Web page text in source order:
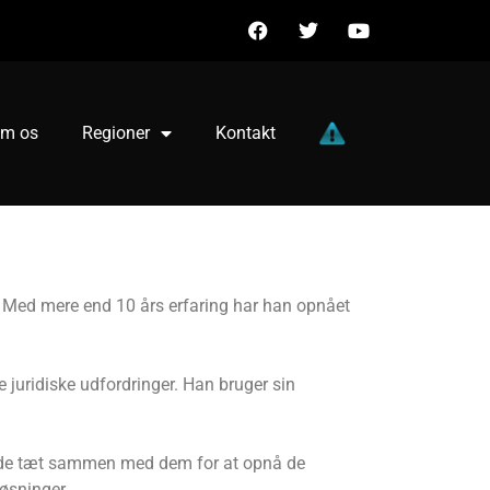
os Regioner Kontakt
mere end 10 års erfaring har han opnået
udfordringer. Han bruger sin
tæt sammen med dem for at opnå de